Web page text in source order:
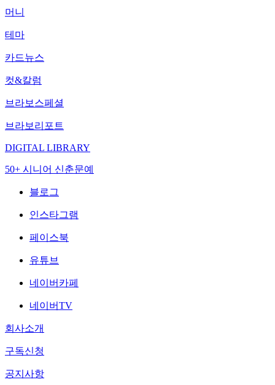
머니
테마
카드뉴스
컷&칼럼
브라보스페셜
브라보리포트
DIGITAL LIBRARY
50+ 시니어 신춘문예
블로그
인스타그램
페이스북
유튜브
네이버카페
네이버TV
회사소개
구독신청
공지사항